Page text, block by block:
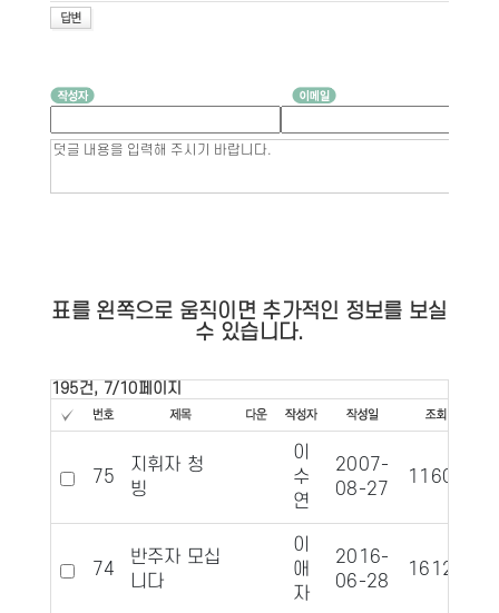
표를 왼쪽으로 움직이면 추가적인 정보를 보실
수 있습니다.
195건, 7/10페이지
75
지휘자 청
빙
이
수
연
2007-
08-27
11606
74
반주자 모십
니다
이
애
자
2016-
06-28
16120